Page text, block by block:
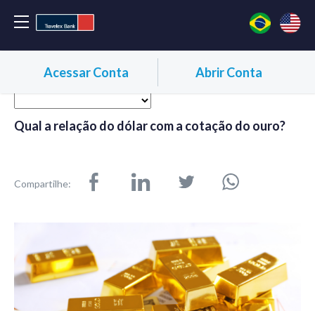
Acessar Conta Abrir Conta
Qual a relação do dólar com a cotação do ouro?
Compartilhe: